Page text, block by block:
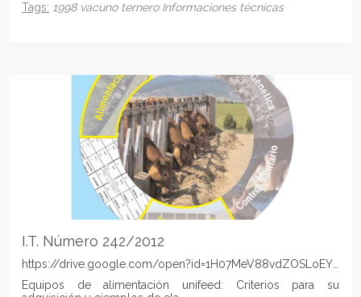
Tags: 1998 vacuno ternero Informaciones técnicas
I.T. Número 242/2012
https://drive.google.com/
Equipos de alimentación unifeed: Criterios para su